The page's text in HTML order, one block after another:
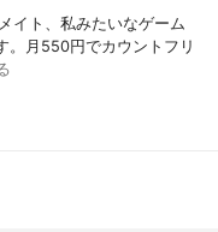
イト、私みたいなゲーム
。月550円でカウントフリ